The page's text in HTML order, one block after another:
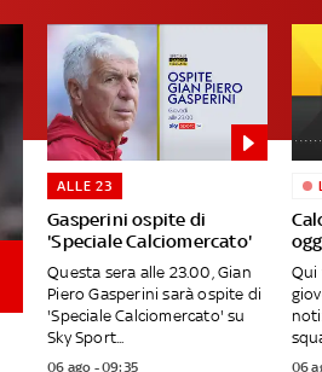
Gasperini ospite di
'Speciale Calciomercato'
ALLE 23
Questa sera alle 23.00, Gian
Piero Gasperini sarà ospite di
'Speciale Calciomercato' su
Sky Sport...
06 ago - 09:35
Qui
06